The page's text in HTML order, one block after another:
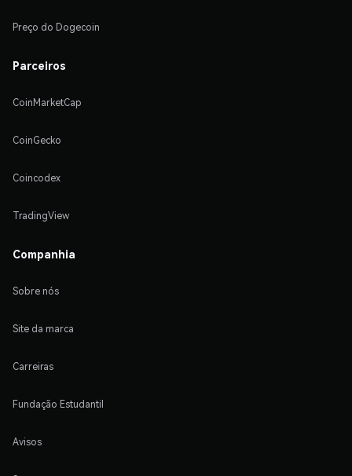
Preço do Dogecoin
Parceiros
CoinMarketCap
CoinGecko
Coincodex
TradingView
Companhia
Sobre nós
Site da marca
Carreiras
Fundação Estudantil
Avisos